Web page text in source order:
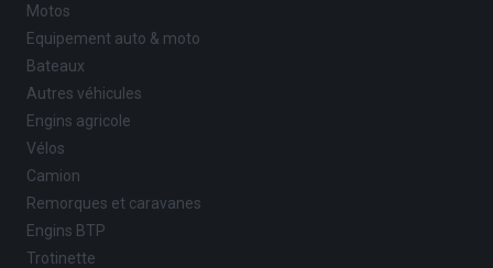
Motos
Equipement auto & moto
Bateaux
Autres véhicules
Engins agricole
Vélos
Camion
Remorques et caravanes
Engins BTP
Trotinette